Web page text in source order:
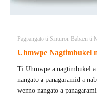
Pagpangato ti Sinturon Babaen ti
Uhmwpe Nagtimbukel
Ti Uhmwpe a nagtimbukel
nangato a panagaramid a
wenno nangato a